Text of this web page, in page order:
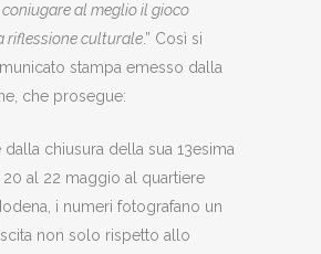
al meglio il gioco
riflessione culturale.” Così si
stampa emesso dalla
che prosegue:
dalla chiusura della sua 13esima
al 22 maggio al quartiere
i numeri fotografano un
non solo rispetto allo